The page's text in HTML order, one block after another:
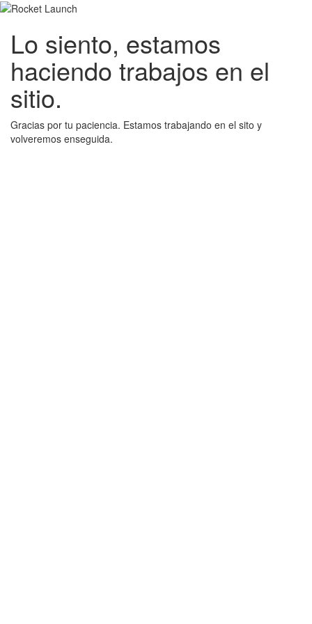
Lo siento, estamos
haciendo trabajos en el
sitio.
Gracias por tu paciencia. Estamos trabajando en el sito y
volveremos enseguida.